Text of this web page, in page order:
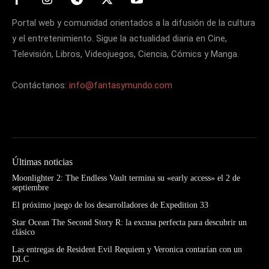
Portal web y comunidad orientados a la difusión de la cultura
y el entretenimiento. Sigue la actualidad diaria en Cine,
Televisión, Libros, Videojuegos, Ciencia, Cómics y Manga.
Contáctanos: info@fantasymundo.com
Últimas noticias
Moonlighter 2: The Endless Vault termina su «early access» el 2 de
septiembre
El próximo juego de los desarrolladores de Expedition 33
Star Ocean The Second Story R: la excusa perfecta para descubrir un
clásico
Las entregas de Resident Evil Requiem y Veronica contarían con un
DLC